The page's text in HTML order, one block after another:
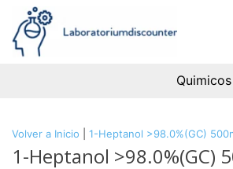
Quimicos
Volver a Inicio 1-Heptanol >98.0%(GC)
1-Heptanol >98.0%(GC)